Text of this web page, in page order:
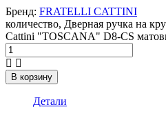
Бренд: FRATELLI CATTINI
количество, Дверная ручка на
Cattini "TOSCANA" D8-CS
В корзину
Детали